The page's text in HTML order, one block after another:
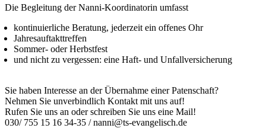
Die Begleitung der Nanni-Koordinatorin umfasst
kontinuierliche Beratung, jederzeit ein offenes Ohr
Jahresauftakttreffen
Sommer- oder Herbstfest
und nicht zu vergessen: eine Haft- und Unfallversicherung
Sie haben Interesse an der Übernahme einer Patenschaft?
Nehmen Sie unverbindlich Kontakt mit uns auf!
Rufen Sie uns an oder schreiben Sie uns eine Mail!
030/ 755 15 16 34-35 / nanni@ts-evangelisch.de